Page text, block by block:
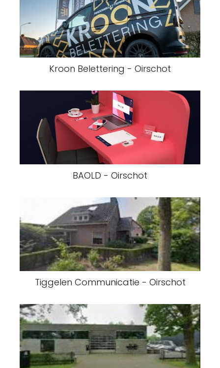
Kroon Belettering - Oirschot
BAOLD - Oirschot
Tiggelen Communicatie - Oirschot